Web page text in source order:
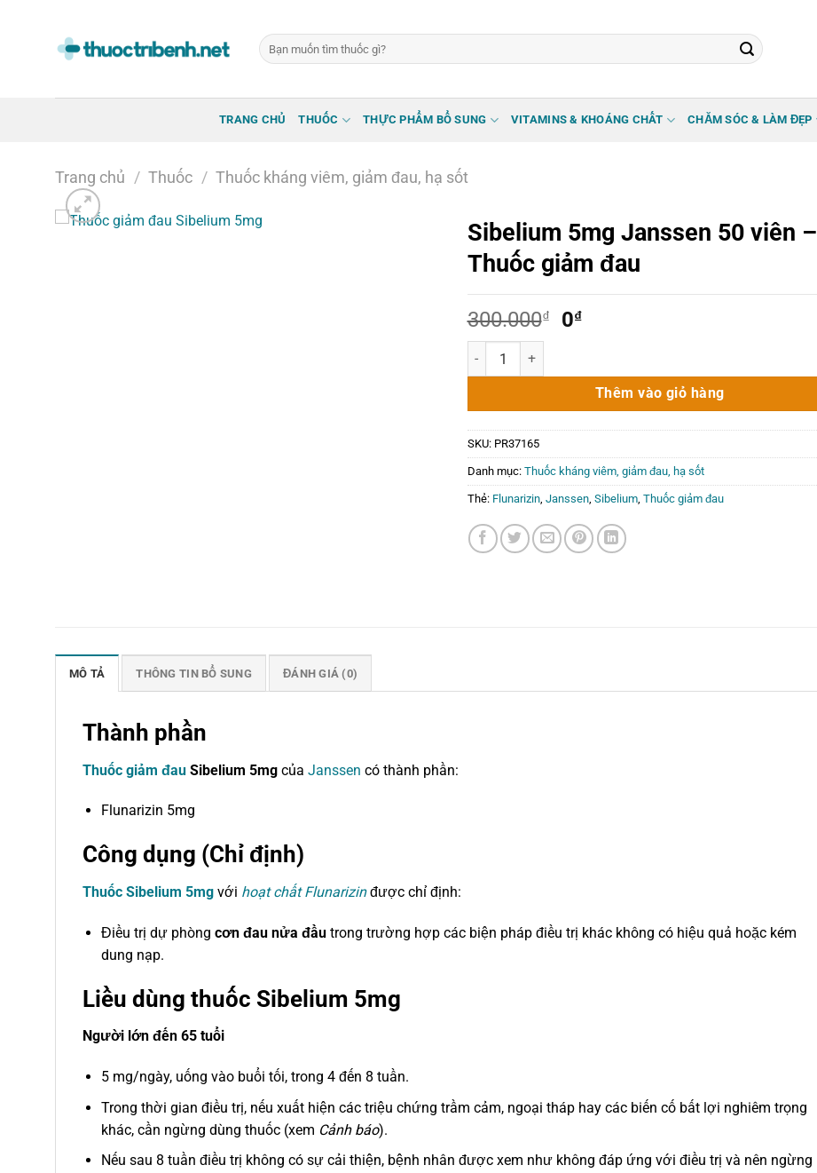
Tìm
kiếm:
TRANG CHỦ THUỐC THỰC PHẨM BỔ SUNG VITAMINS & KHOÁNG CHẤT CHĂM SÓC & LÀM ĐẸP
Trang chủ / Thuốc / Thuốc kháng viêm, giảm đau, hạ sốt
Sibelium 5mg Janssen 50 viên –
Thuốc giảm đau
300.000₫
Giá
300.000₫.
0₫Giá
là:
0₫.
Sibelium 5mg Janssen 50 viên - Thuốc giảm đau số lượng
Thêm vào giỏ hàng
SKU: PR37165
Danh mục: Thuốc kháng viêm, giảm đau, hạ sốt
Thẻ: Flunarizin, Janssen, Sibelium, Thuốc giảm đau
MÔ TẢ THÔNG TIN BỔ SUNG ĐÁNH GIÁ (0)
Thành phần
Thuốc giảm đau Sibelium 5mg của Janssen có thành phần:
Flunarizin 5mg
Công dụng (Chỉ định)
Thuốc Sibelium 5mg với hoạt chất Flunarizinđược chỉ định:
Điều trị dự phòng cơn đau nửa đầutrong trường hợp các biện pháp điều trị khác không có hiệu quả hoặc kém
dung nạp.
Liều dùng thuốc Sibelium 5mg
Người lớn đến 65 tuổi
5 mg/ngày, uống vào buổi tối, trong 4 đến 8 tuần.
Trong thời gian điều trị, nếu xuất hiện các triệu chứng trầm cảm, ngoại tháp hay các biến cố bất lợi nghiêm trọng
khác, cần ngừng dùng thuốc (xem Cảnh báo).
Nếu sau 8 tuần điều trị không có sự cải thiện, bệnh nhân được xem như không đáp ứng với điều trị và nên ngừng